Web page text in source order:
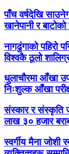
पाँच वर्षदेखि
खानेपानी र
नागढुंगाको पहिरो
विश्वकै ठूलो
धुलाचौरमा आँखा
निःशुल्क आँखा
संस्कार र संस्कृति
लाख ३० हजार
स्वर्गीय मैना